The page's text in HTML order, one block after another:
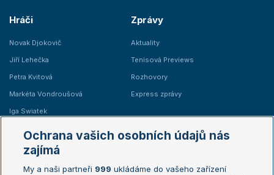
Hráči
Novak Djokovič
Jiří Lehečka
Petra Kvitová
Markéta Vondroušová
Iga Swiatek
Zprávy
Aktuality
Tenisová Previews
Rozhovory
Express zprávy
Žebříčky
Žebříček ATP (muži)
Australian Open
Ochrana vašich osobních údajů nás
zajímá
My a naši partneři 999 ukládáme do vašeho zařízení